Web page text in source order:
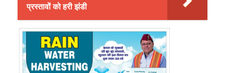
प्रस्तावों को हरी झंडी